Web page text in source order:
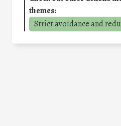
themes:
Strict avoidance and